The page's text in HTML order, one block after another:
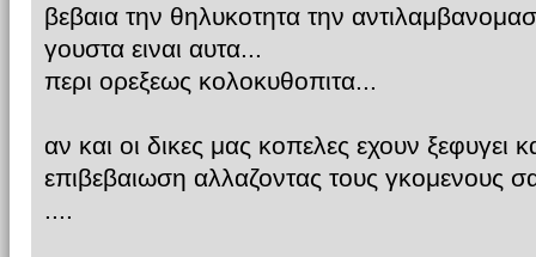
βεβαια την θηλυκοτητα την
γουστα ειναι αυτα...
περι ορεξεως κολοκυθοπιτα...
αν και οι δικες μας κοπελες εχουν ξεφυγει
επιβεβαιωση αλλαζοντας τους γκομενους
....